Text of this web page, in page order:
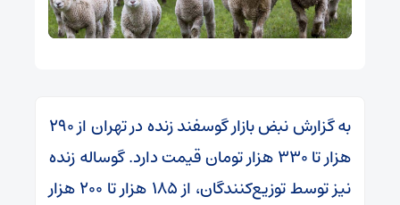
به گزارش نبض بازار گوسفند زنده در تهران از ۲۹۰
هزار تا ۳۳۰ هزار تومان قیمت دارد. گوساله زنده
نیز توسط توزیع‌کنندگان، از ۱۸۵ هزار تا ۲۰۰ هزار